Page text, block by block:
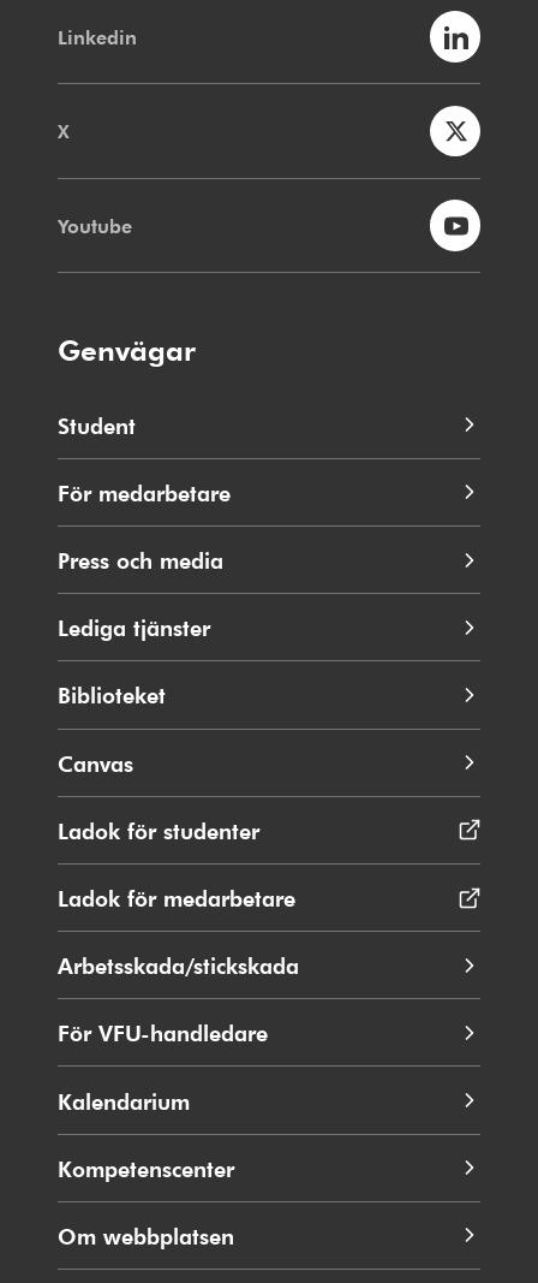
Linkedin
X
Youtube
Genvägar
Student
För medarbetare
Press och media
Lediga tjänster
Biblioteket
Canvas
Ladok för studenterÖppnas
i
fönster
Ladok för medarbetare
i
fönster
Arbetsskada/stickskada
För VFU-handledare
Kalendarium
Kompetenscenter
Om webbplatsen